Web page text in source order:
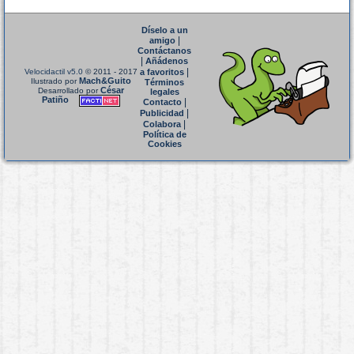
Velocidactil v5.0 © 2011 - 2017
Ilustrado porMach&Guito
Desarrollado porCésar
Patiño
Díselo a un
amigo|
Contáctanos
Añádenos
a favoritos
Términos
legales
Contacto|
Publicidad
Colabora|
Política de
Cookies